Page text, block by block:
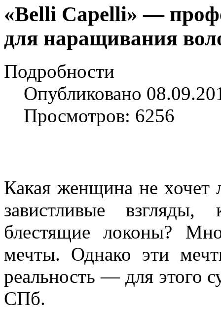
«Belli Capelli» —
для наращивания
Подробности
Опубликовано
Просмотров: 6256
Какая женщина не хочет
завистливые взгляды,
блестящие локоны?
мечты. Однако эти
реальность — для этого
СПб.